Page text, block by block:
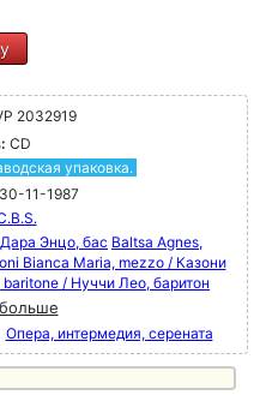
2032919
CD
упаковка.
30-11-1987
Энцо, бас Baltsa Agnes,
Bianca Maria, mezzo / Казони
baritone / Нуччи Лео, баритон
Опера, интермедия, серената